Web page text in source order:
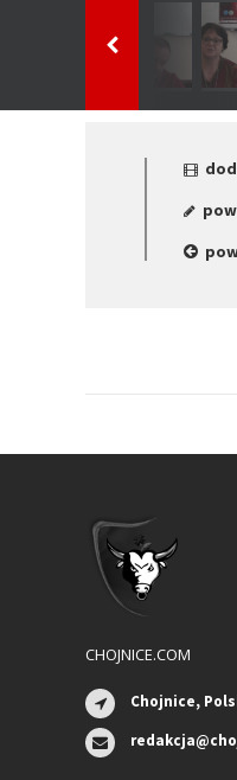
CHOJNICE.COM
Chojnice,